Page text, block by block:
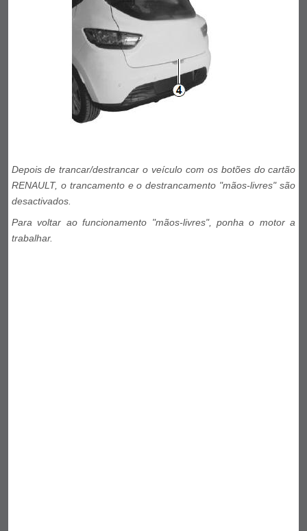
Depois de trancar/destrancar o veículo com os botões do cartão
RENAULT, o trancamento e o destrancamento "mãos-livres" são
desactivados.
Para voltar ao funcionamento "mãos-livres", ponha o motor a
trabalhar.